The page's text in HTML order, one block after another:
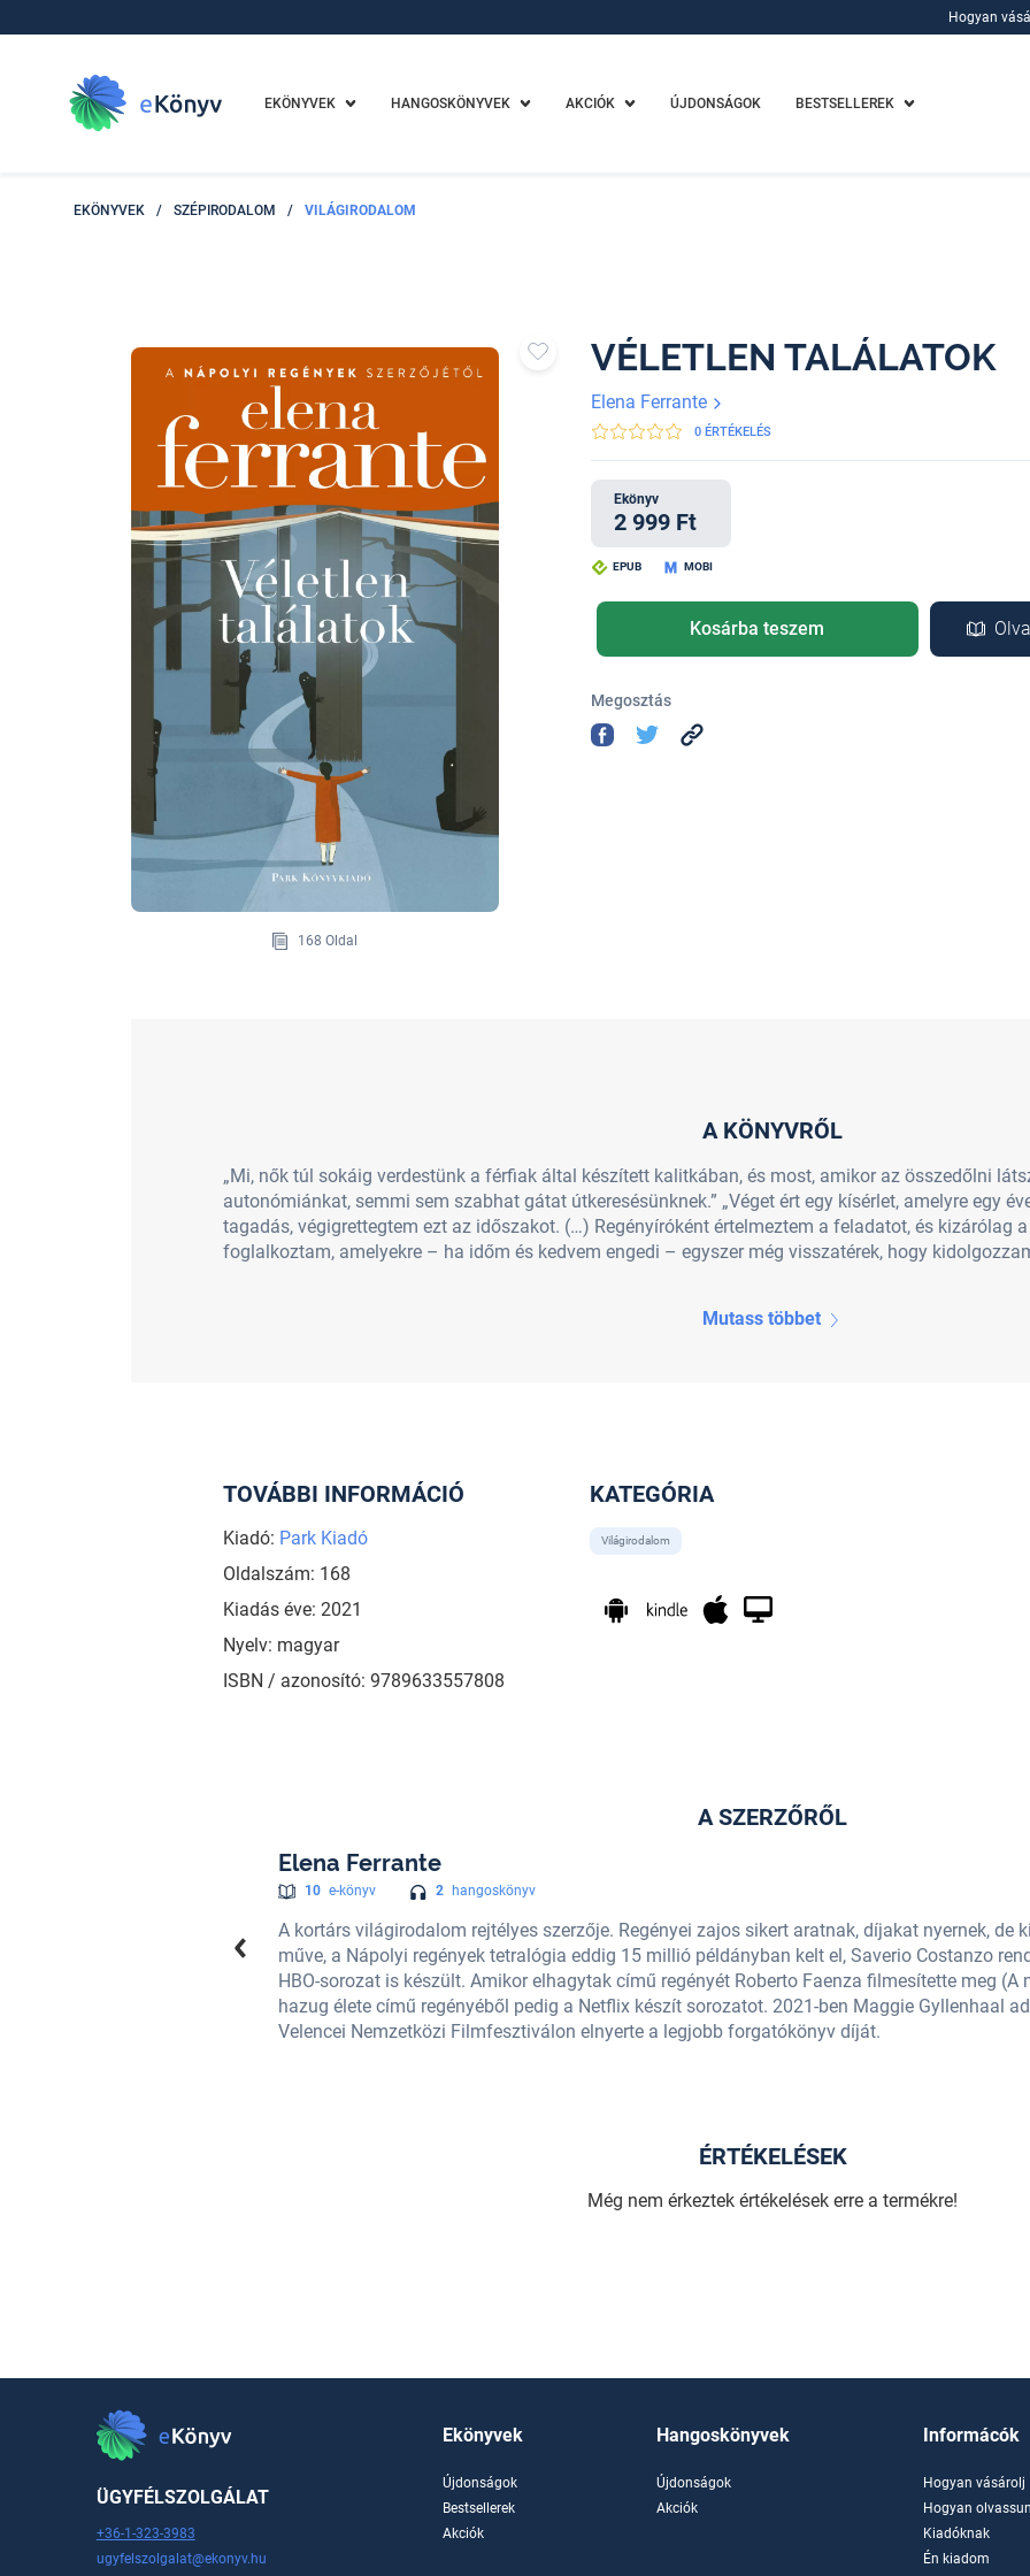
Hogyan
EKÖNYVEK HANGOSKÖNYVEK AKCIÓK ÚJDONSÁGOK BESTSELLEREK
EKÖNYVEK / SZÉPIRODALOM / VILÁGIRODALOM
168 Oldal
VÉLETLEN TALÁLATOK
Elena Ferrante
0 ÉRTÉKELÉS
Ekönyv
2 999 Ft
EPUB MOBI
Kosárba teszem
Megosztás
A KÖNYVRŐL
„Mi, nők túl sokáig verdestünk a férfiak által készített kalitkában, és most, amikor az összedőlni
autonómiánkat, semmi sem szabhat gátat útkeresésünknek.” „Véget ért egy kísérlet, amelyre egy
tagadás, végigrettegtem ezt az időszakot. (…) Regényíróként értelmeztem a feladatot, és kizárólag
foglalkoztam, amelyekre – ha időm és kedvem engedi – egyszer még visszatérek, hogy
Mutass többet
TOVÁBBI INFORMÁCIÓ
Kiadó: Park Kiadó
Oldalszám: 168
Kiadás éve: 2021
Nyelv: magyar
ISBN / azonosító: 9789633557808
KATEGÓRIA
Világirodalom
A SZERZŐRŐL
az első két részből
Elena Ferrante
10 e-könyv 2 hangoskönyv
A kortárs világirodalom rejtélyes szerzője. Regényei zajos sikert aratnak, díjakat nyernek, de
műve, a Nápolyi regények tetralógia eddig 15 millió példányban kelt el, Saverio Costanzo
HBO-sorozat is készült. Amikor elhagytak című regényét Roberto Faenza filmesítette meg
hazug élete című regényéből pedig a Netflix készít sorozatot. 2021-ben Maggie Gyllenhaal
Velencei Nemzetközi Filmfesztiválon elnyerte a legjobb forgatókönyv díját.
ÉRTÉKELÉSEK
Még nem érkeztek értékelések erre a termékre!
ÜGYFÉLSZOLGÁLAT
+36-1-323-3983
ugyfelszolgalat@ekonyv.hu
Ekönyvek
Újdonságok
Bestsellerek
Akciók
Hangoskönyvek
Újdonságok
Akciók
Informácók
Hogyan vásárolj
Hogyan
Kiadóknak
Én kiadom